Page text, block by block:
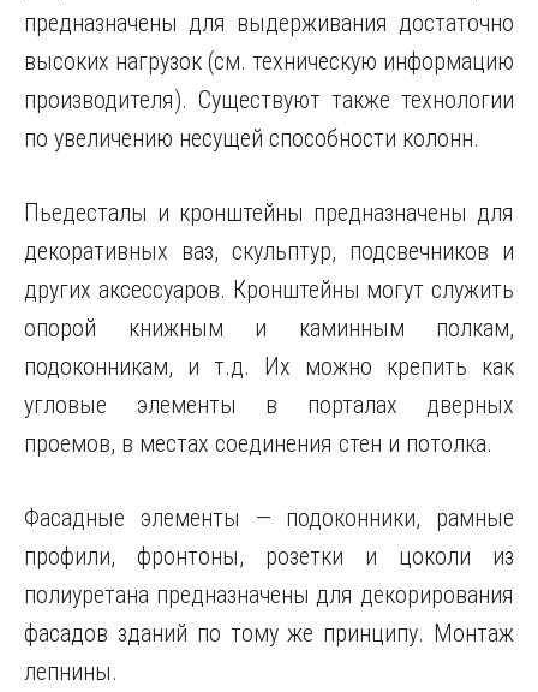
предназначены для выдерживания достаточно
высоких нагрузок (см. техническую информацию
производителя). Существуют также технологии
по увеличению несущей способности колонн.
Пьедесталы и кронштейны предназначены для
декоративных ваз, скульптур, подсвечников и
других аксессуаров. Кронштейны могут служить
опорой книжным и каминным полкам,
подоконникам, и т.д. Их можно крепить как
угловые элементы в порталах дверных
проемов, в местах соединения стен и потолка.
Фасадные элементы — подоконники, рамные
профили, фронтоны, розетки и цоколи из
полиуретана предназначены для декорирования
фасадов зданий по тому же принципу. Монтаж
лепнины.